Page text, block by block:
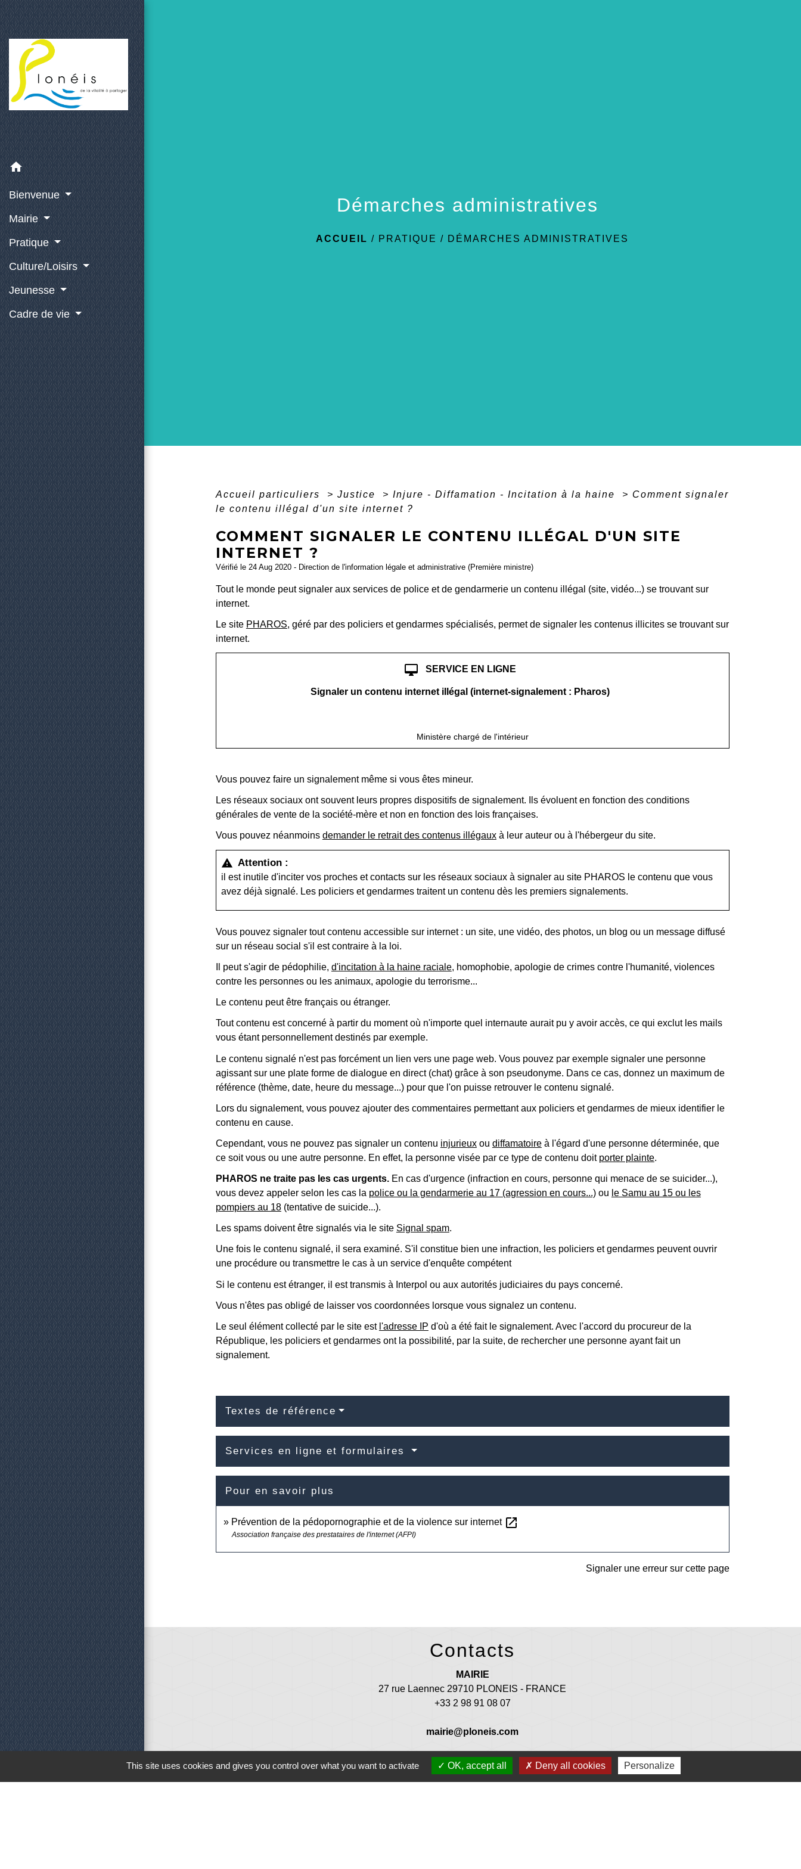
home
Bienvenue
Mairie
Pratique
Culture/Loisirs
Jeunesse
Cadre de vie
Démarches administratives
ACCUEIL / PRATIQUE / DÉMARCHES ADMINISTRATIVES
Accueil particuliers > Justice > Injure - Diffamation - Incitation à la haine > Comment signaler
le contenu illégal d'un site internet ?
COMMENT SIGNALER LE CONTENU ILLÉGAL D'UN SITE
INTERNET ?
Vérifié le 24 Aug 2020 - Direction de l'information légale et administrative (Première ministre)
Tout le monde peut signaler aux services de police et de gendarmerie un contenu illégal (site, vidéo...) se trouvant sur
internet.
Le site PHAROS, géré par des policiers et gendarmes spécialisés, permet de signaler les contenus illicites se trouvant sur
internet.
desktop_mac SERVICE EN LIGNE
Signaler un contenu internet illégal (internet-signalement : Pharos)
Ministère chargé de l'intérieur
Vous pouvez faire un signalement même si vous êtes mineur.
Les réseaux sociaux ont souvent leurs propres dispositifs de signalement. Ils évoluent en fonction des conditions
générales de vente de la société-mère et non en fonction des lois françaises.
Vous pouvez néanmoins demander le retrait des contenus illégauxà leur auteur ou à l'hébergeur du site.
warning Attention :
il est inutile d'inciter vos proches et contacts sur les réseaux sociaux à signaler au site PHAROS le contenu que vous
avez déjà signalé. Les policiers et gendarmes traitent un contenu dès les premiers signalements.
Vous pouvez signaler tout contenu accessible sur internet : un site, une vidéo, des photos, un blog ou un message diffusé
sur un réseau social s'il est contraire à la loi.
Il peut s'agir de pédophilie, d'incitation à la haine raciale, homophobie, apologie de crimes contre l'humanité, violences
contre les personnes ou les animaux, apologie du terrorisme...
Le contenu peut être français ou étranger.
Tout contenu est concerné à partir du moment où n'importe quel internaute aurait pu y avoir accès, ce qui exclut les mails
vous étant personnellement destinés par exemple.
Le contenu signalé n'est pas forcément un lien vers une page web. Vous pouvez par exemple signaler une personne
agissant sur une plate forme de dialogue en direct (chat) grâce à son pseudonyme. Dans ce cas, donnez un maximum de
référence (thème, date, heure du message...) pour que l'on puisse retrouver le contenu signalé.
Lors du signalement, vous pouvez ajouter des commentaires permettant aux policiers et gendarmes de mieux identifier le
contenu en cause.
Cependant, vous ne pouvez pas signaler un contenu injurieuxou diffamatoireà l'égard d'une personne déterminée, que
ce soit vous ou une autre personne. En effet, la personne visée par ce type de contenu doit porter plainte.
PHAROS ne traite pas les cas urgents.En cas d'urgence (infraction en cours, personne qui menace de se suicider...),
vous devez appeler selon les cas la police ou la gendarmerie au 17 (agression en cours...)ou le Samu au 15 ou les
pompiers au 18(tentative de suicide...).
Les spams doivent être signalés via le site Signal spam.
Une fois le contenu signalé, il sera examiné. S'il constitue bien une infraction, les policiers et gendarmes peuvent ouvrir
une procédure ou transmettre le cas à un service d'enquête compétent
Si le contenu est étranger, il est transmis à Interpol ou aux autorités judiciaires du pays concerné.
Vous n'êtes pas obligé de laisser vos coordonnées lorsque vous signalez un contenu.
Le seul élément collecté par le site est l'adresse IP d'où a été fait le signalement. Avec l'accord du procureur de la
République, les policiers et gendarmes ont la possibilité, par la suite, de rechercher une personne ayant fait un
signalement.
Textes de référence
Services en ligne et formulaires
Pour en savoir plus
Prévention de la pédopornographie et de la violence sur internet open_in_new
Association française des prestataires de l'internet (AFPI)
Signaler une erreur sur cette page
Contacts
MAIRIE
27 rue Laennec 29710 PLONEIS - FRANCE
+33 2 98 91 08 07
mairie@ploneis.com
Horaires d'ouverture au public : du lundi au vendredi de 9 h à 12 h et de 13 h 30 à 17 h - le mardi et le samedi de 9 h à 12 h
This site uses cookies and gives you control over what you want to activate OK, accept all Deny all cookies Personalize